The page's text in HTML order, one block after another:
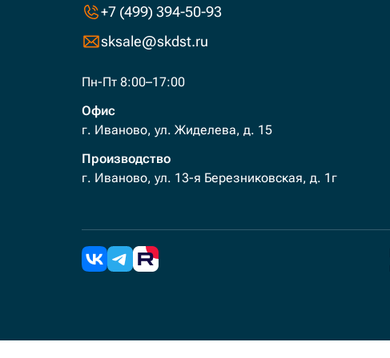
+7 (499) 394-50-93
sksale@skdst.ru
Пн-Пт 8:00–17:00
Офис
г. Иваново, ул. Жиделева, д. 15
Производство
г. Иваново, ул. 13-я Березниковская, д. 1г